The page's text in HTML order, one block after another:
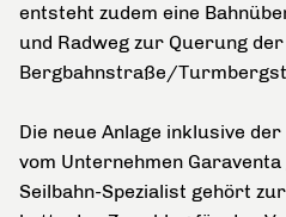
entsteht zudem eine
und Radweg zur Querung
Bergbahnstraße/
Die neue Anlage inklusive
vom Unternehmen
Seilbahn-Spezialist gehört